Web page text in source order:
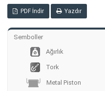
PDF İndir Yazdır
Semboller
Ağırlık
Tork
Metal Piston